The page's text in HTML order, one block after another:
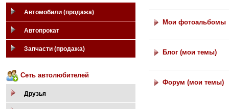
Автомобили (продажа)
Автопрокат
Запчасти (продажа)
Сеть автолюбителей
Друзья
Мои фотоальбомы
Блог (мои темы)
Форум (мои темы)